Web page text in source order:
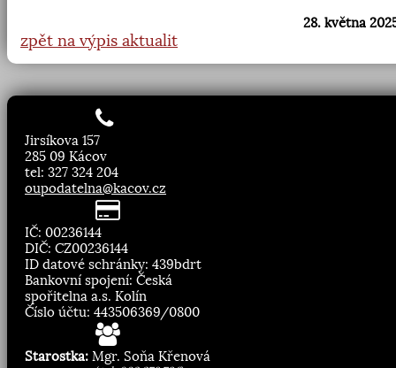
28. května
zpět na výpis aktualit
Jirsíkova 157
285 09 Kácov
tel: 327 324 204
oupodatelna@kacov.cz
IČ: 00236144
DIČ: CZ00236144
ID datové schránky: 439bdrt
Bankovní spojení: Česká
spořitelna a.s. Kolín
Číslo účtu: 443506369/0800
Starostka: Mgr. Soňa Křenová